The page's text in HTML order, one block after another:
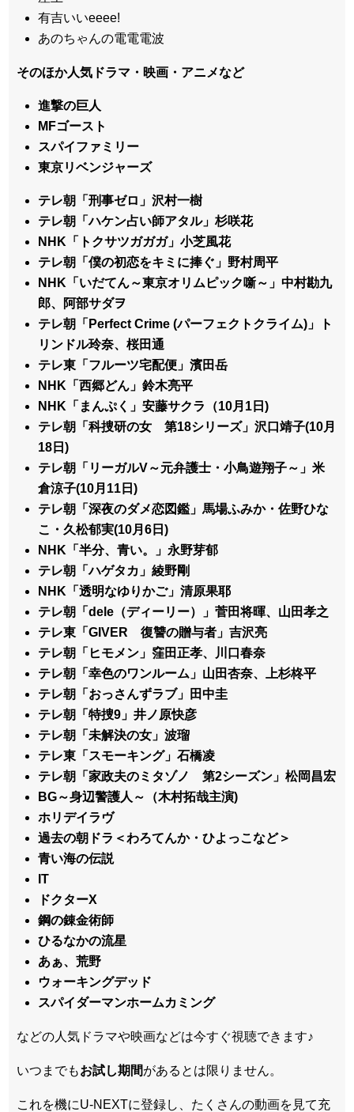
有吉いいeeee!
あのちゃんの電電電波
そのほか人気ドラマ・映画・アニメなど
進撃の巨人
MFゴースト
スパイファミリー
東京リベンジャーズ
テレ朝「刑事ゼロ」沢村一樹
テレ朝「ハケン占い師アタル」杉咲花
NHK「トクサツガガガ」小芝風花
テレ朝「僕の初恋をキミに捧ぐ」野村周平
NHK「いだてん～東京オリムピック噺～」中村勘九
郎、阿部サダヲ
テレ朝「Perfect Crime (パーフェクトクライム)」ト
リンドル玲奈、桜田通
テレ東「フルーツ宅配便」濱田岳
NHK「西郷どん」鈴木亮平
NHK「まんぷく」安藤サクラ（10月1日)
テレ朝「科捜研の女 第18シリーズ」沢口靖子(10月
18日)
テレ朝「リーガルV～元弁護士・小鳥遊翔子～」米
倉涼子(10月11日)
テレ朝「深夜のダメ恋図鑑」馬場ふみか・佐野ひな
こ・久松郁実(10月6日)
NHK「半分、青い。」永野芽郁
テレ朝「ハゲタカ」綾野剛
NHK「透明なゆりかご」清原果耶
テレ朝「dele（ディーリー）」菅田将暉、山田孝之
テレ東「GIVER 復讐の贈与者」吉沢亮
テレ朝「ヒモメン」窪田正孝、川口春奈
テレ朝「幸色のワンルーム」山田杏奈、上杉柊平
テレ朝「おっさんずラブ」田中圭
テレ朝「特捜9」井ノ原快彦
テレ朝「未解決の女」波瑠
テレ東「スモーキング」石橋凌
テレ朝「家政夫のミタゾノ 第2シーズン」松岡昌宏
BG～身辺警護人～（木村拓哉主演)
ホリデイラヴ
過去の朝ドラ＜わろてんか・ひよっこなど＞
青い海の伝説
IT
ドクターX
鋼の錬金術師
ひるなかの流星
あぁ、荒野
ウォーキングデッド
スパイダーマンホームカミング
などの人気ドラマや映画などは今すぐ視聴できます♪
いつまでもお試し期間があるとは限りません。
これを機にU-NEXTに登録し、たくさんの動画を見て充